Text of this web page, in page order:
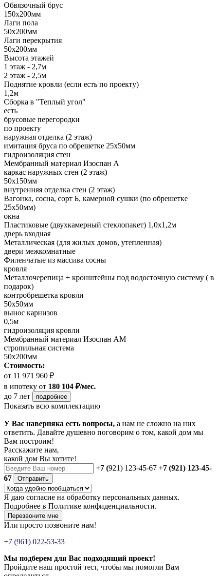
Обвязочный брус
150х200мм
Лаги пола
50х200мм
Лаги перекрытия
50х200мм
Высота этажей
1 этаж - 2,7м
2 этаж - 2,5м
Поднятие кровли (если есть по проекту)
1,2м
Сборка в "Теплый угол"
есть
брусовые перегородки
по проекту
наружная отделка (2 этаж)
имитация бруса по обрешетке 25х50мм
гидроизоляция стен
Мембранный материал Изоспан А
каркас наружных стен (2 этаж)
50х150мм
внутренняя отделка стен (2 этаж)
Вагонка, сосна, сорт Б, камерной сушки (по обрешетке
25х50мм)
окна
Пластиковые (двухкамерный стеклопакет) 1,0х1,2м
дверь входная
Металлическая (для жилых домов, утепленная)
двери межкомнатные
Филенчатые из массива сосны
кровля
Металлочерепица + кронштейны под водосточную систему ( в
подарок)
контробрешетка кровли
50х50мм
вынос карнизов
0,5м
гидроизоляция кровли
Мембранный материал Изоспан АМ
стропильная система
50х200мм
Стоимость:
от 11 971 960 ₽
в ипотеку от 180 104 ₽/мес.
до 7 лет
подробнее
Показать всю комплектацию
У Вас наверняка есть вопросы, а нам не сложно на них
ответить. Давайте душевно поговорим о том, какой дом мы
Вам построим!
Расскажите нам,
какой дом Вы хотите!
+7 (921) 123-45-67 +7 (921) 123-45-
67
Отправить
Я даю согласие на обработку персональных данных.
Подробнее в Политике конфиденциальности.
Перезвоните мне
Или просто позвоните нам!
+7 (961) 022-53-33
Мы подберем для Вас подходящий проект!
Пройдите наш простой тест, чтобы мы помогли Вам